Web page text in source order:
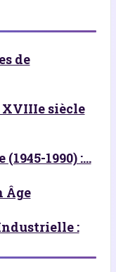
de
siècle
1990) :...
Âge
: